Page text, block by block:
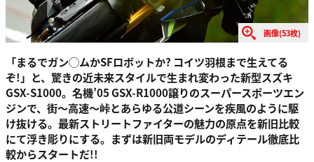
画像(53枚)
「まるでガン◯ムかSFロボットか? コイツ羽根まで生えてる
ぞ!」と、驚きの近未来スタイルで生まれ変わった新型スズキ
GSX-S1000。名機’05 GSX-R1000譲りのスーパースポーツエン
ジンで、街〜高速〜峠とあらゆる公道シーンを疾風のように駆
け抜ける。最新ストリートファイターの魅力の原点を新旧比較
にて浮き彫りにする。まずは新旧両モデルのディテール徹底比
較からスタートだ!!